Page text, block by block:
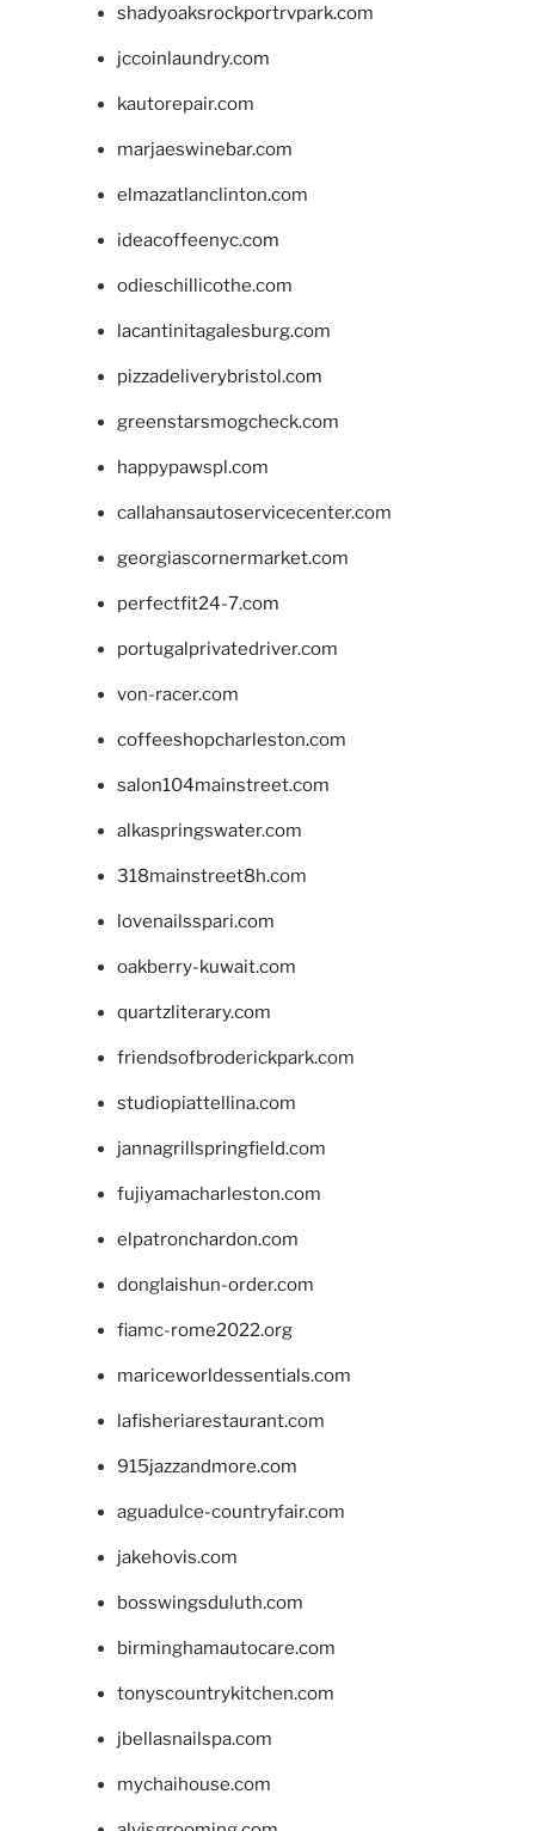
shadyoaksrockportrvpark.com
jccoinlaundry.com
kautorepair.com
marjaeswinebar.com
elmazatlanclinton.com
ideacoffeenyc.com
odieschillicothe.com
lacantinitagalesburg.com
pizzadeliverybristol.com
greenstarsmogcheck.com
happypawspl.com
callahansautoservicecenter.com
georgiascornermarket.com
perfectfit24-7.com
portugalprivatedriver.com
von-racer.com
coffeeshopcharleston.com
salon104mainstreet.com
alkaspringswater.com
318mainstreet8h.com
lovenailsspari.com
oakberry-kuwait.com
quartzliterary.com
friendsofbroderickpark.com
studiopiattellina.com
jannagrillspringfield.com
fujiyamacharleston.com
elpatronchardon.com
donglaishun-order.com
fiamc-rome2022.org
mariceworldessentials.com
lafisheriarestaurant.com
915jazzandmore.com
aguadulce-countryfair.com
jakehovis.com
bosswingsduluth.com
birminghamautocare.com
tonyscountrykitchen.com
jbellasnailspa.com
mychaihouse.com